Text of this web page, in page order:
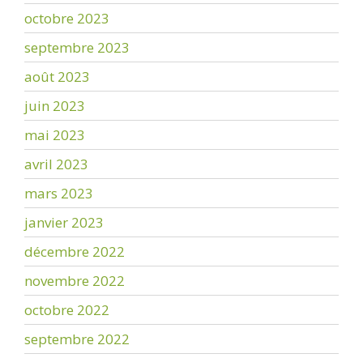
octobre 2023
septembre 2023
août 2023
juin 2023
mai 2023
avril 2023
mars 2023
janvier 2023
décembre 2022
novembre 2022
octobre 2022
septembre 2022